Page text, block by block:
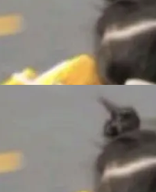
绝 修复了 C
如果表单中
们将不再关
PG 19，则
时间点
分析提炼。
这一方法也为
的思路。
、社交生活
维护者 S
8 月 4 日，
8 月 1 日起，
6 个月。发
数的基础设
年，维护它
新内容如
增强功能：
a>）</l
器不适合 Ag
。 Cloudflare